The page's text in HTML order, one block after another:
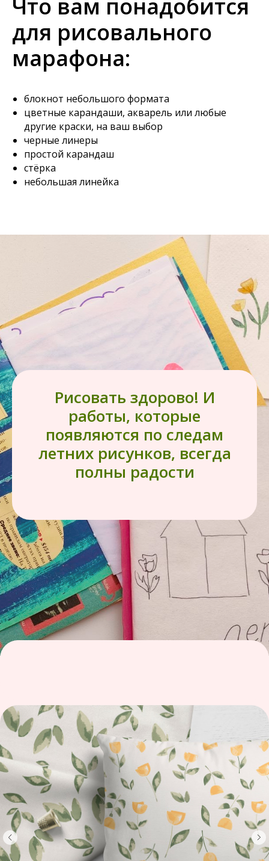
Что вам понадобится
для рисовального
марафона:
блокнот небольшого формата
цветные карандаши, акварель или любые
другие краски, на ваш выбор
черные линеры
простой карандаш
стёрка
небольшая линейка
Рисовать здорово! И
работы, которые
появляются по следам
летних рисунков, всегда
полны радости